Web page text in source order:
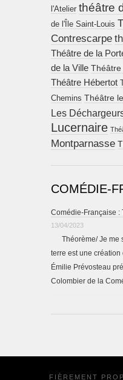
l'Atelier théâtre
de l'Île Saint-Louis
Contrescarpe
Théâtre de la
de la Ville
Théâtre Hébertot
Chemins Théâtre
Les
Lucernaire
Montparnasse
COMÉDIE-
Comédie-Française :
13/04/2023
Théorème/ Je me
terre est une création
Émilie Prévosteau
Colombier de la
FIÈREMENT